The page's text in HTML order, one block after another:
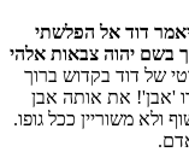
דוד אל הפלשתי
בשם יהוה צבאות אלהי
של דוד בקדוש ברוך
'אבן'! את אותה אבן
ולא משוריין ככל גופו.